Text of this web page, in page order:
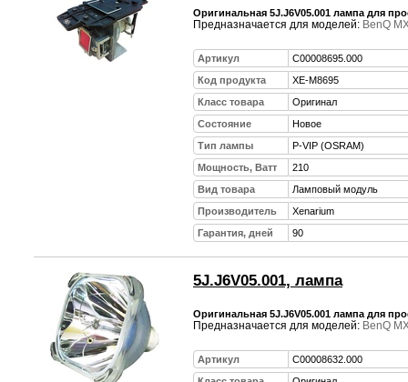
Оригинальная 5J.J6V05.001 лампа для
Предназначается для моделей: BenQ
Артикул
C00008695.000
Код продукта
XE-M8695
Класс товара
Оригинал
Состояние
Новое
Тип лампы
P-VIP (OSRAM)
Мощность, Ватт
210
Вид товара
Ламповый модуль
Производитель
Xenarium
Гарантия, дней
90
5J.J6V05.001, лампа
Оригинальная 5J.J6V05.001 лампа для
Предназначается для моделей: BenQ
Артикул
C00008632.000